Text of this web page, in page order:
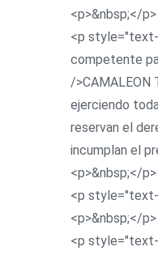
<p>&nbsp;</p>
<p style="text-
competente
/>CAMALEON
ejerciendo
reservan el
incumplan el
<p>&nbsp;</p>
<p style="text-
<p>&nbsp;</p>
<p style="text-